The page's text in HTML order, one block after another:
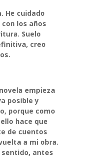
He cuidado
los años
Suelo
creo
empieza
posible y
porque como
hace que
de cuentos
a mi obra.
antes